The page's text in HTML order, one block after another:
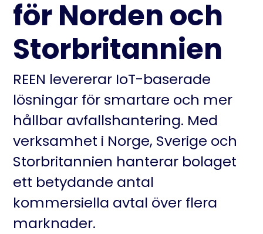
för Norden och
Storbritannien
REEN levererar IoT-baserade
lösningar för smartare och mer
hållbar avfallshantering. Med
verksamhet i Norge, Sverige och
Storbritannien hanterar bolaget
ett betydande antal
kommersiella avtal över flera
marknader.